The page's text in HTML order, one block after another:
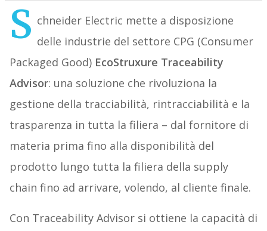
S chneider Electric mette a disposizione
delle industrie del settore CPG (Consumer
Packaged Good) EcoStruxure Traceability
Advisor: una soluzione che rivoluziona la
gestione della tracciabilità, rintracciabilità e la
trasparenza in tutta la filiera – dal fornitore di
materia prima fino alla disponibilità del
prodotto lungo tutta la filiera della supply
chain fino ad arrivare, volendo, al cliente finale.
Con Traceability Advisor si ottiene la capacità di